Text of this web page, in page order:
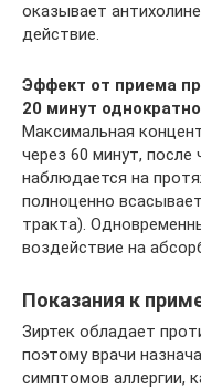
оказывает
действие.
Эффект от приема
20 минут
Максимальная
через 60 минут,
наблюдается на
полноценно
тракта).
воздействие на
Показания к
Зиртек обладает
поэтому врачи
симптомов аллергии,